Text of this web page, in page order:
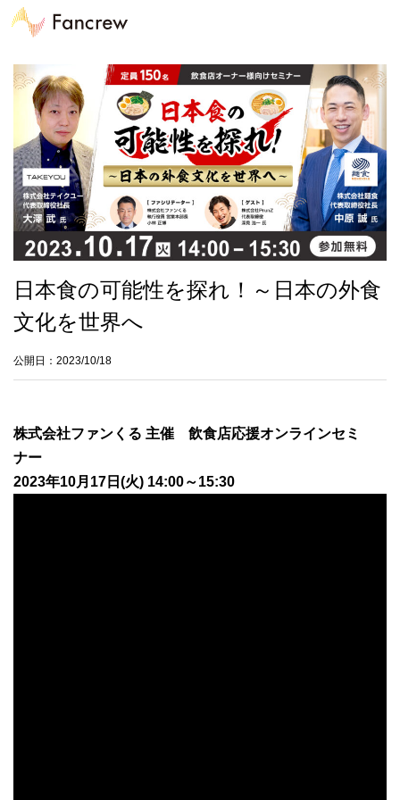
日本食の可能性を探れ！～日本の外食
文化を世界へ
公開日：2023/10/18
株式会社ファンくる 主催 飲食店応援オンラインセミ
ナー
2023年10月17日(火) 14:00～15:30